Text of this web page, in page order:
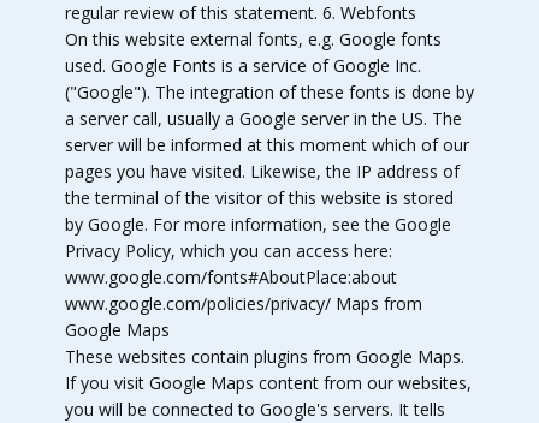
regular review of this statement. 6. Webfonts
On this website external fonts, e.g. Google fonts
used. Google Fonts is a service of Google Inc.
("Google"). The integration of these fonts is done by
a server call, usually a Google server in the US. The
server will be informed at this moment which of our
pages you have visited. Likewise, the IP address of
the terminal of the visitor of this website is stored
by Google. For more information, see the Google
Privacy Policy, which you can access here:
www.google.com/fonts#AboutPlace:about
www.google.com/policies/privacy/ Maps from
Google Maps
These websites contain plugins from Google Maps.
If you visit Google Maps content from our websites,
you will be connected to Google's servers. It tells